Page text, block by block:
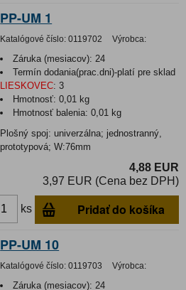
PP-UM 1
Katalógové číslo: 0119702 Výrobca:
Záruka (mesiacov): 24
Termín dodania(prac.dni)-platí pre sklad
LIESKOVEC: 3
Hmotnosť:0,01 kg
Hmotnosť balenia:0,01 kg
Plošný spoj: univerzálna; jednostranný,
prototypová; W:76mm
4,88 EUR
3,97 EUR (Cena bez DPH)
ks Pridať do košíka
PP-UM 10
Katalógové číslo: 0119703 Výrobca:
Záruka (mesiacov): 24